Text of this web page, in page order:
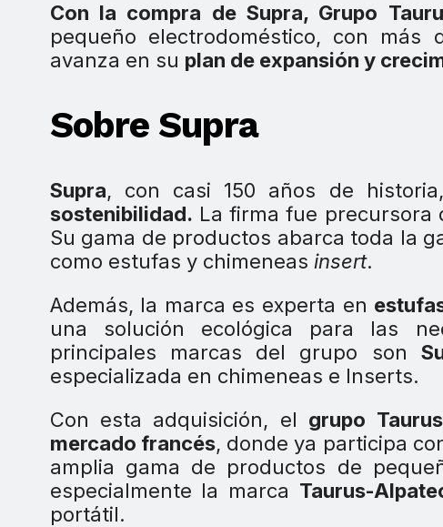
Con la compra de Supra, Grupo
pequeño electrodoméstico, con
avanza en su plan de expansión y
Sobre Supra
Supra, con casi 150 años de
sostenibilidad. La firma fue precursora
Su gama de productos abarca toda la
como estufas y chimeneas insert.
Además, la marca es experta en
una solución ecológica para las
principales marcas del grupo son
especializada en chimeneas e Inserts.
Con esta adquisición, el grupo Taurus
mercado francés, donde ya participa
amplia gama de productos de
especialmente la marca Taurus-
portátil.